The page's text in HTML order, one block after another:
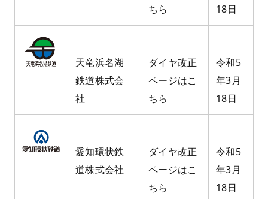
ちら
18日
天竜浜名湖
鉄道株式会
社
ダイヤ改正
ページはこ
ちら
令和5
年3月
18日
愛知環状鉄
道株式会社
ダイヤ改正
ページはこ
ちら
令和5
年3月
18日